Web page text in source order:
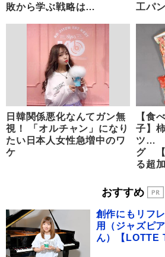
敗から学ぶ戦略は…
工パ
日韓関係悪化なんてガン無
視！ 「オルチャン」になり
たい日本人女性急増中のワ
ケ
【食
子】
ツ…
グ 【
る超
おすすめ
創作にもリフ
用（ジャズピ
ん）【LOTTE